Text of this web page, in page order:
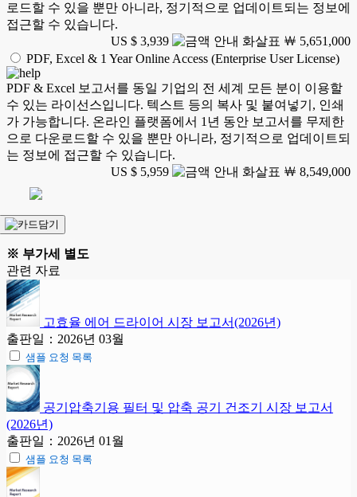
로드할 수 있을 뿐만 아니라, 정기적으로 업데이트되는 정보에
접근할 수 있습니다.
US $ 3,939
￦ 5,651,000
PDF, Excel & 1 Year Online Access (Enterprise User License)
PDF & Excel 보고서를 동일 기업의 전 세계 모든 분이 이용할
수 있는 라이선스입니다. 텍스트 등의 복사 및 붙여넣기, 인쇄
가 가능합니다. 온라인 플랫폼에서 1년 동안 보고서를 무제한
으로 다운로드할 수 있을 뿐만 아니라, 정기적으로 업데이트되
는 정보에 접근할 수 있습니다.
US $ 5,959
￦ 8,549,000
※ 부가세 별도
관련 자료
고효율 에어 드라이어 시장 보고서(2026년)
출판일：2026년 03월
샘플 요청 목록
공기압축기용 필터 및 압축 공기 건조기 시장 보고서
(2026년)
출판일：2026년 01월
샘플 요청 목록